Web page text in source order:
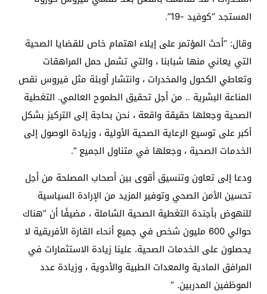
المستجد “كوفيد -19”.
وقال: “أحث المؤتمر على إيلاء اهتمام خاص للقضايا الصحية
التي يعاني منها شبابنا ، والتي تشمل حمل المراهقات
وتعاطي الكحول والمخدرات ، وانتشار أوبئة مثل فيروس نقص
المناعة البشرية .. من أجل تحقيق الطموح العالمي. التغطية
الصحية وجعلها حقيقة واقعة ، نحن بحاجة إلى التركيز بشكل
أكبر على توسيع الرعاية الصحية الأولية ، وزيادة الوصول إلى
الخدمات الصحية ، وجعلها في متناول الجميع “.
ودعا إلى تعاون وتنسيق أقوى بين أصحاب المصلحة من أجل
تحسين الأمن الصحي وتوفير المزيد من الإرادة السياسية
للنهوض بأجندة التغطية الصحية الشاملة ، مضيفًا أن “هناك
حوالي 600 مليون شخص في جميع أنحاء القارة الأفريقية لا
يحصلون على الخدمات الصحية. علينا زيادة الاستثمارات في
المرافق المادية والمعدات الطبية والأدوية ، وزيادة عدد
الموظفين المدربين. “